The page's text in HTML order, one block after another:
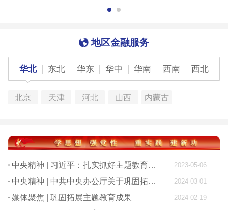
地区金融服务
华北 东北 华东 华中 华南 西南 西北
北京 天津 河北 山西 内蒙古
中央精神 | 习近平：扎实抓好主题教育 为奋进新征程凝心聚力 2023-05-06
中央精神 | 中共中央办公厅关于巩固拓展学习贯彻习近平新时代中国特色社会主义思想主题教育成果的意见 2024-03-01
媒体聚焦 | 巩固拓展主题教育成果 2024-02-19